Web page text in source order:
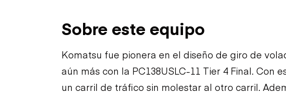
Sobre este equipo
Komatsu fue pionera en el diseño de giro de
aún más con la PC138USLC-11 Tier 4 Final. Con
un carril de tráfico sin molestar al otro carril.